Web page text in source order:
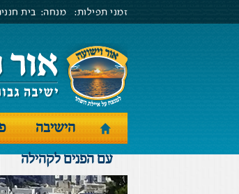
זמני תפילות: מנחה: בית
הישיבה
עם הפנים לקהילה